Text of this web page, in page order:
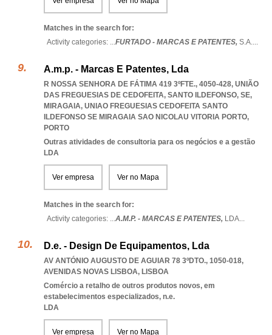
Matches in the search for:
Activity categories: ...FURTADO - MARCAS E PATENTES, S.A....
A.m.p. - Marcas E Patentes, Lda
R NOSSA SENHORA DE FÁTIMA 419 3ºFTE., 4050-428, UNIÃO
DAS FREGUESIAS DE CEDOFEITA, SANTO ILDEFONSO, SE,
MIRAGAIA, UNIAO FREGUESIAS CEDOFEITA SANTO
ILDEFONSO SE MIRAGAIA SAO NICOLAU VITORIA PORTO,
PORTO
Outras atividades de consultoria para os negócios e a gestão
LDA
Ver empresa Ver no Mapa
Matches in the search for:
Activity categories: ...A.M.P. - MARCAS E PATENTES, LDA...
D.e. - Design De Equipamentos, Lda
AV ANTÓNIO AUGUSTO DE AGUIAR 78 3ºDTO., 1050-018,
AVENIDAS NOVAS LISBOA, LISBOA
Comércio a retalho de outros produtos novos, em
estabelecimentos especializados, n.e.
LDA
Ver empresa Ver no Mapa